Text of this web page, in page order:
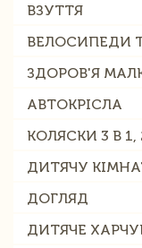
ВЗУТТЯ
ВЕЛОСИПЕДИ
ЗДОРОВ'Я
АВТОКРІСЛА
КОЛЯСКИ 3 В 1,
ДИТЯЧУ
ДОГЛЯД
ДИТЯЧЕ